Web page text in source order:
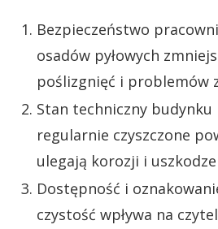
Bezpieczeństwo
osadów pyłowych
poślizgnięć i problemów
Stan techniczny budynku
regularnie czyszczone
ulegają korozji i
Dostępność i
czystość wpływa na